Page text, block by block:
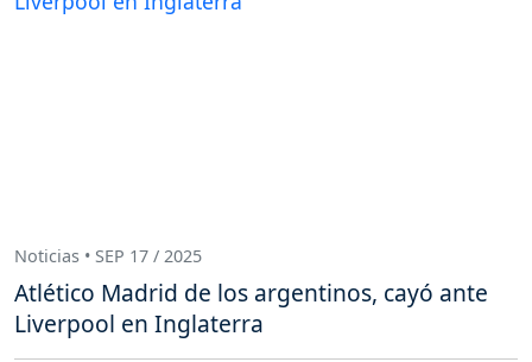
Noticias • SEP 17 / 2025
Atlético Madrid de los argentinos, cayó ante
Liverpool en Inglaterra